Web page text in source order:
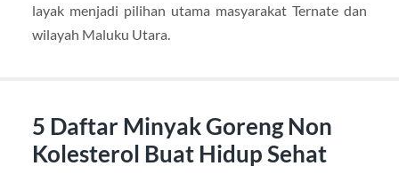
layak menjadi pilihan utama masyarakat Ternate dan
wilayah Maluku Utara.
5 Daftar Minyak Goreng Non
Kolesterol Buat Hidup Sehat